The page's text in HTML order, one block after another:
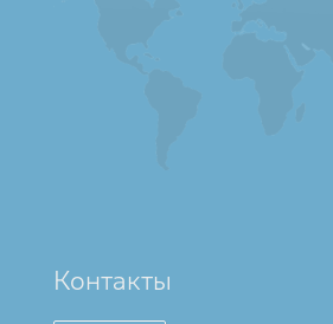
Контакты